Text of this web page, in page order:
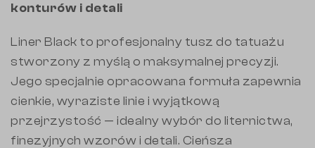
konturów i detali
Liner Black to profesjonalny tusz do tatuażu
stworzony z myślą o maksymalnej precyzji.
Jego specjalnie opracowana formuła zapewnia
cienkie, wyraziste linie i wyjątkową
przejrzystość — idealny wybór do liternictwa,
finezyjnych wzorów i detali. Cieńsza